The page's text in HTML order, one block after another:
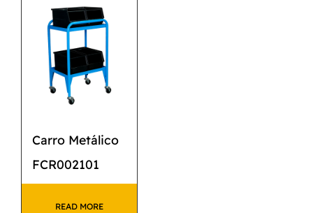
Carro Metálico
FCR002101
READ MORE